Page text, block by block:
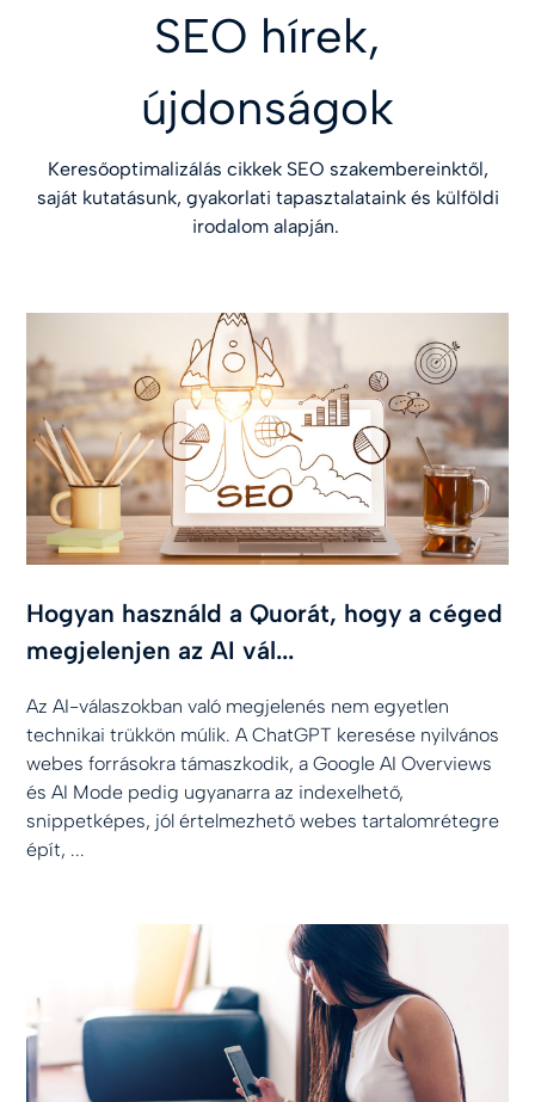
SEO hírek,
újdonságok
Keresőoptimalizálás cikkek SEO szakembereinktől,
saját kutatásunk, gyakorlati tapasztalataink és külföldi
irodalom alapján.
Hogyan használd a Quorát, hogy a céged
megjelenjen az AI vál...
Az AI-válaszokban való megjelenés nem egyetlen
technikai trükkön múlik. A ChatGPT keresése nyilvános
webes forrásokra támaszkodik, a Google AI Overviews
és AI Mode pedig ugyanarra az indexelhető,
snippetképes, jól értelmezhető webes tartalomrétegre
épít, ...